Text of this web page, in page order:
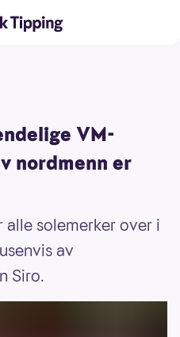
VM-
nordmenn er
solemerker over i
av
Siro.